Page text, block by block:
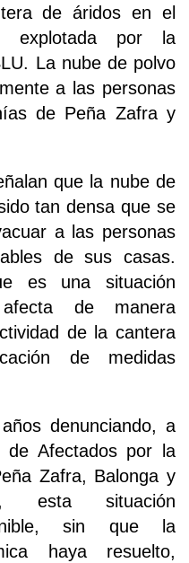
de áridos en el
explotada por la
La nube de polvo
a las personas
de Peña Zafra y
que la nube de
tan densa que se
a las personas
de sus casas.
es una situación
de manera
de la cantera
de medidas
denunciando, a
de Afectados por la
Zafra, Balonga y
esta situación
sin que la
haya resuelto,